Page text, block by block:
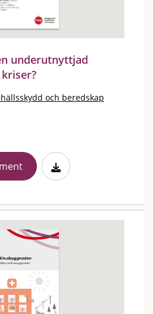
underutnyttjad
och beredskap